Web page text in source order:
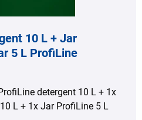
10 L + Jar
5 L ProfiLine
detergent 10 L + 1x
L + 1x Jar ProfiLine 5 L